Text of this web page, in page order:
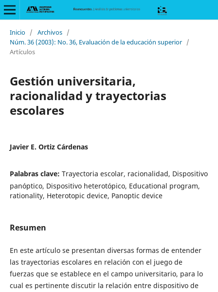
Inicio / Archivos /
Núm. 36 (2003): No. 36, Evaluación de la educación superior /
Artículos
Gestión universitaria,
racionalidad y trayectorias
escolares
Javier E. Ortiz Cárdenas
Palabras clave: Trayectoria escolar, racionalidad, Dispositivo
panóptico, Dispositivo heterotópico, Educational program,
rationality, Heterotopic device, Panoptic device
Resumen
En este artículo se presentan diversas formas de entender
las trayectorias escolares en relación con el juego de
fuerzas que se establece en el campo universitario, para lo
cual es pertinente discutir la relación entre dispositivo de